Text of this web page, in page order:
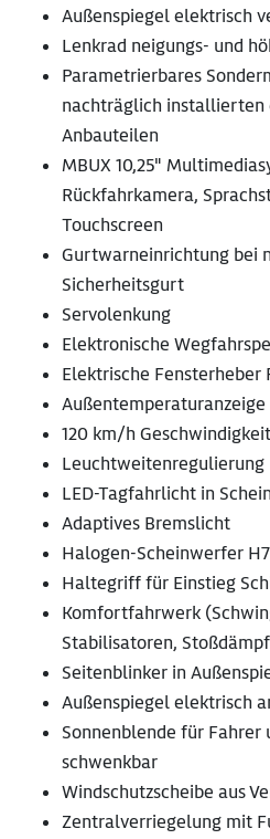
Außenspiegel elektrisch
Lenkrad neigungs- und
Parametrierbares
nachträglich installierten
Anbauteilen
MBUX 10,25"
Rückfahrkamera,
Touchscreen
Gurtwarneinrichtung bei
Sicherheitsgurt
Servolenkung
Elektronische
Elektrische Fensterheber
Außentemperaturanzeige
120 km/h
Leuchtweitenregulierung
LED-Tagfahrlicht in
Adaptives Bremslicht
Halogen-Scheinwerfer
Haltegriff für Einstieg
Komfortfahrwerk
Stabilisatoren,
Seitenblinker in
Außenspiegel elektrisch
Sonnenblende für Fahrer
schwenkbar
Windschutzscheibe aus
Zentralverriegelung mit